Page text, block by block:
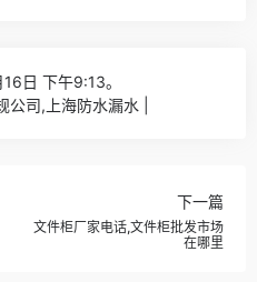
日 下午9:13。
公司,上海防水漏水 |
下一篇
文件柜厂家电话,文件柜批发市场
在哪里